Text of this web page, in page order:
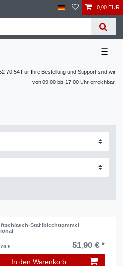
0,00 EUR
☰
70 54 Für Ihre Bestellung und Support sind wir
von 09:00 bis 17:00 Uhr erreichbar.
Stahlblechtrommel
€ 51,90 € *
In den Warenkorb